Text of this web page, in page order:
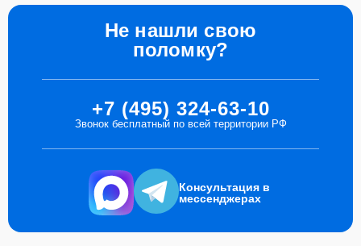
Не нашли свою
поломку?
+7 (495) 324-63-10
Звонок бесплатный по всей территории РФ
Консультация в
мессенджерах